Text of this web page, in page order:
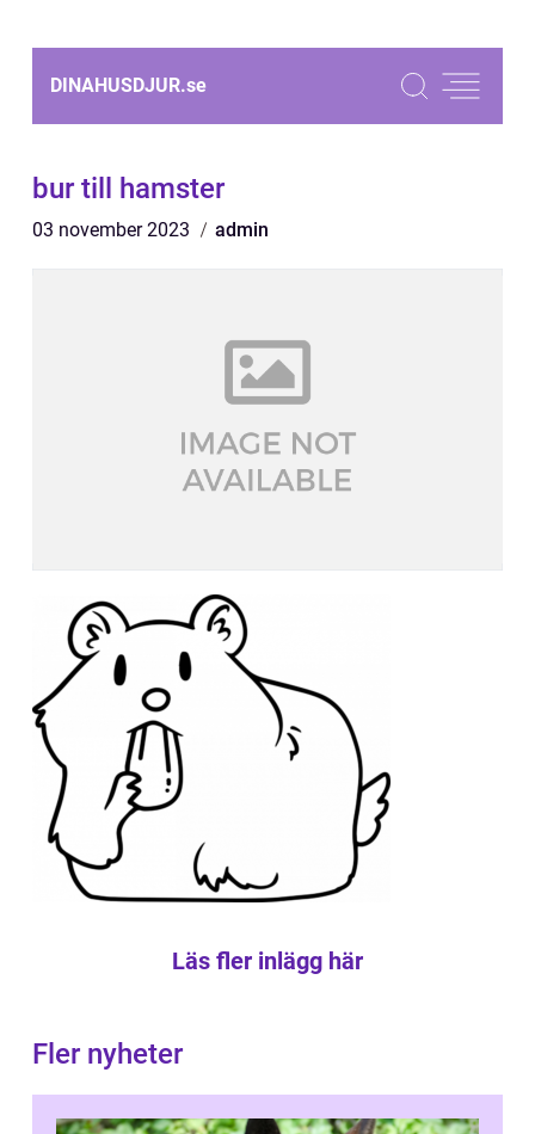
DINAHUSDJUR.se
bur till hamster
03 november 2023 admin
Läs fler inlägg här
Fler nyheter